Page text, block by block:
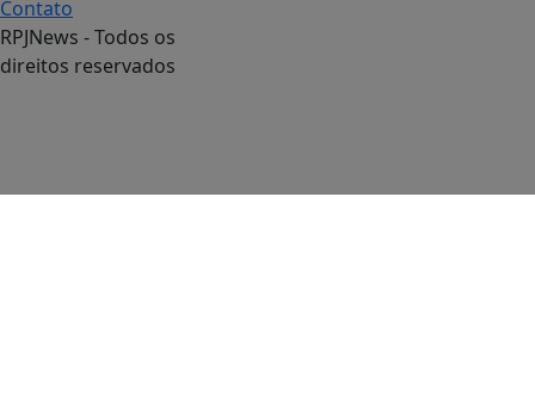
Contato
RPJNews - Todos os
direitos reservados